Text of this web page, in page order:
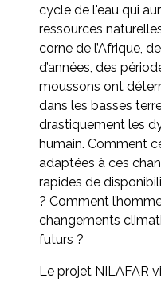
cycle de l'eau qui
ressources
corne de l’Afrique,
d’années, des
moussons ont
dans les basses
drastiquement les
humain. Comment
adaptées à ces
rapides de
? Comment
changements
futurs ?
Le projet NILAFAR